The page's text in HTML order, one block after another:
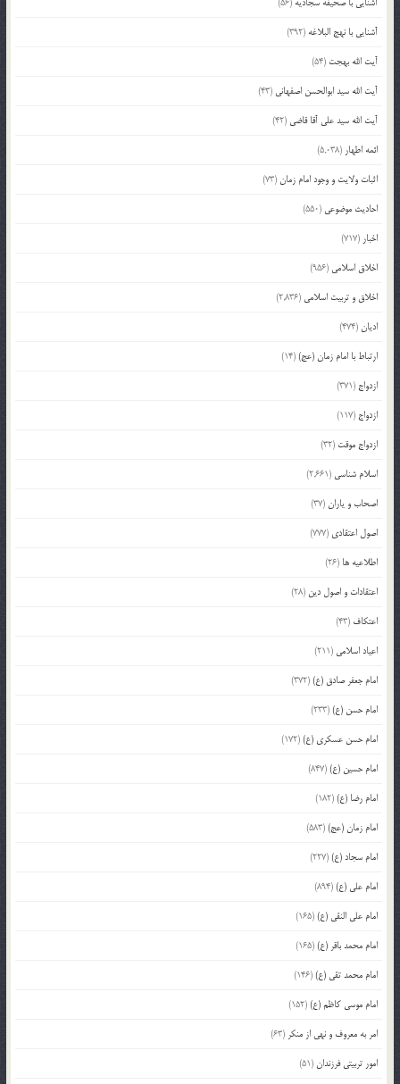
آشنایی با نهج البلاغه (392)
آیت الله بهجت (54)
آیت الله سید ابوالحسن اصفهانی (43)
آیت الله سید علی آقا قاضی (42)
ائمه اطهار (5,038)
اثبات ولایت و وجود امام زمان(73)
احادیث موضوعی (550)
اخبار (717)
اخلاق اسلامی (956)
اخلاق و تربیت اسلامی (2,836)
ادیان(474)
ارتباط با امام زمان (عج)(14)
ازدواج (371)
ازدواج (117)
ازدواج موقت (32)
اسلام شناسی (2,661)
اصحاب و یاران(37)
اصول اعتقادی (777)
اطلاعیه ها (26)
اعتقادات و اصول دین (28)
اعتکاف (43)
اعیاد اسلامی (211)
امام جعفر صادق (ع)(372)
امام حسن (ع)(233)
امام حسن عسکری (ع)(172)
امام حسین (ع)(847)
امام رضا (ع)(182)
امام زمان (عج)(583)
امام سجاد (ع)(227)
امام علی (ع)(894)
امام علی النقی (ع)(165)
امام محمد باقر (ع)(165)
امام محمد تقی (ع)(146)
امام موسی کاظم (ع)(152)
امر به معروف و نهی از منکر (63)
امور تربیتی فرزندان(51)